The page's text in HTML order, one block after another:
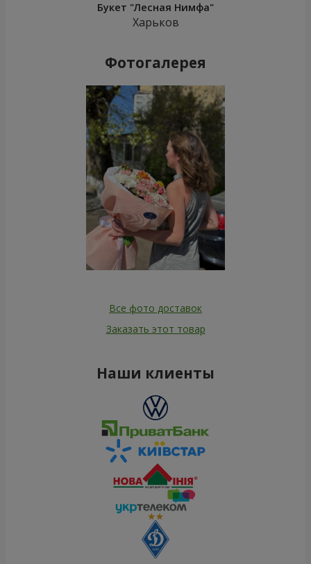
Букет "Лесная Нимфа"
Харьков
Фотогалерея
Все фото доставок
Заказать этот товар
Наши клиенты